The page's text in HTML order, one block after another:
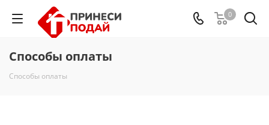
0
Способы оплаты
Способы оплаты